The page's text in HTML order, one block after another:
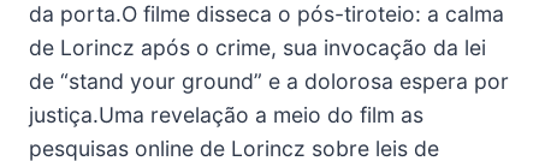
da porta.O filme disseca o pós-tiroteio: a calma
de Lorincz após o crime, sua invocação da lei
de “stand your ground” e a dolorosa espera por
justiça.Uma revelação a meio do film as
pesquisas online de Lorincz sobre leis de